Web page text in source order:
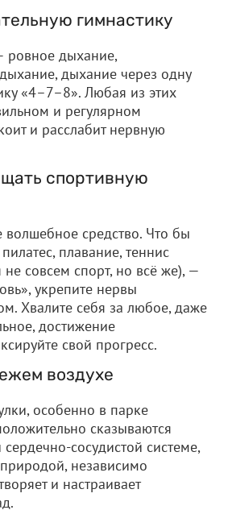
гимнастику
ровное дыхание,
дыхание через одну
«4–7–8». Любая из этих
и регулярном
и расслабит нервную
спортивную
волшебное средство. Что бы
плавание, теннис
не совсем спорт, но всё же), —
укрепите нервы
Хвалите себя за любое, даже
достижение
свой прогресс.
воздухе
особенно в парке
сказываются
сосудистой системе,
независимо
и настраивает